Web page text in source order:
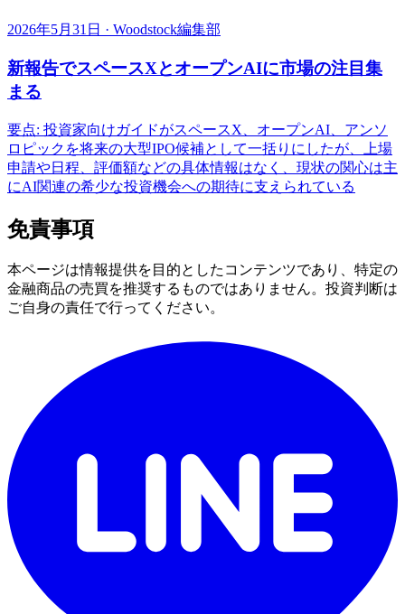
2026年5月31日 · Woodstock編集部
新報告でスペースXとオープンAIに市場の注目集
まる
要点: 投資家向けガイドがスペースX、オープンAI、アンソ
ロピックを将来の大型IPO候補として一括りにしたが、上場
申請や日程、評価額などの具体情報はなく、現状の関心は主
にAI関連の希少な投資機会への期待に支えられている
免責事項
本ページは情報提供を目的としたコンテンツであり、特定の
金融商品の売買を推奨するものではありません。投資判断は
ご自身の責任で行ってください。